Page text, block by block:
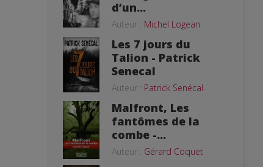
d’un...
Auteur : Michel Logean
Les 7 jours du
Talion - Patrick
Senecal
Auteur : Patrick Senécal
Malfront, Les
fantômes de la
combe -...
Auteur : Gérard Coquet